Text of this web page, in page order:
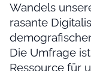
Wandels
rasante
Die Umfrage
Ressource für